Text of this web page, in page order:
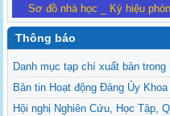
Sơ đồ nhà học _ Ký hiệu
Thông báo
Danh mục tạp chí xuất bản
Bản tin Hoạt động Đảng Ủy Khoa
Hội nghị Nghiên Cứu, Học Tập,